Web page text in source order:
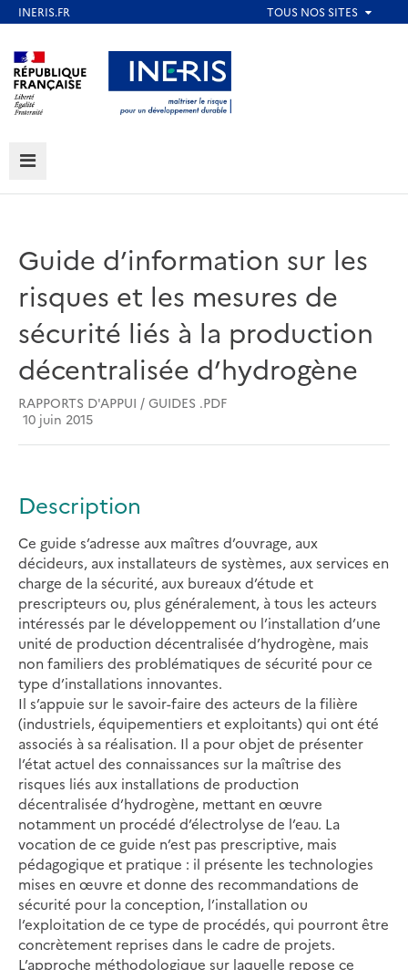
au
contenu
principal
Aller au contenu Aller au menu
Aller au pied de page
MENU
Guide d’information sur les
risques et les mesures de
sécurité liés à la production
décentralisée d’hydrogène
RAPPORTS D'APPUI / GUIDES .PDF
10 juin 2015
Description
Ce guide s’adresse aux maîtres d’ouvrage, aux
décideurs, aux installateurs de systèmes, aux services en
charge de la sécurité, aux bureaux d’étude et
prescripteurs ou, plus généralement, à tous les acteurs
intéressés par le développement ou l’installation d’une
unité de production décentralisée d’hydrogène, mais
non familiers des problématiques de sécurité pour ce
type d’installations innovantes.
Il s’appuie sur le savoir-faire des acteurs de la filière
(industriels, équipementiers et exploitants) qui ont été
associés à sa réalisation. Il a pour objet de présenter
l’état actuel des connaissances sur la maîtrise des
risques liés aux installations de production
décentralisée d’hydrogène, mettant en œuvre
notamment un procédé d’électrolyse de l’eau. La
vocation de ce guide n’est pas prescriptive, mais
pédagogique et pratique : il présente les technologies
mises en œuvre et donne des recommandations de
sécurité pour la conception, l’installation ou
l’exploitation de ce type de procédés, qui pourront être
concrètement reprises dans le cadre de projets.
L’approche méthodologique sur laquelle repose ce